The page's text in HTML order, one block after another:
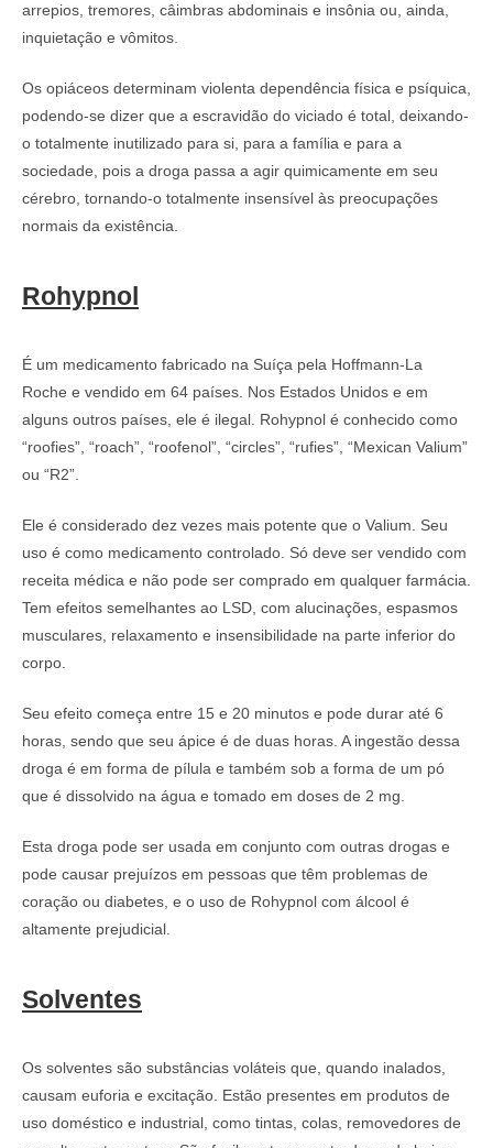
arrepios, tremores, câimbras abdominais e insônia ou, ainda,
inquietação e vômitos.
Os opiáceos determinam violenta dependência física e psíquica,
podendo-se dizer que a escravidão do viciado é total, deixando-
o totalmente inutilizado para si, para a família e para a
sociedade, pois a droga passa a agir quimicamente em seu
cérebro, tornando-o totalmente insensível às preocupações
normais da existência.
Rohypnol
É um medicamento fabricado na Suíça pela Hoffmann-La
Roche e vendido em 64 países. Nos Estados Unidos e em
alguns outros países, ele é ilegal. Rohypnol é conhecido como
“roofies”, “roach”, “roofenol”, “circles”, “rufies”, “Mexican Valium”
ou “R2”.
Ele é considerado dez vezes mais potente que o Valium. Seu
uso é como medicamento controlado. Só deve ser vendido com
receita médica e não pode ser comprado em qualquer farmácia.
Tem efeitos semelhantes ao LSD, com alucinações, espasmos
musculares, relaxamento e insensibilidade na parte inferior do
corpo.
Seu efeito começa entre 15 e 20 minutos e pode durar até 6
horas, sendo que seu ápice é de duas horas. A ingestão dessa
droga é em forma de pílula e também sob a forma de um pó
que é dissolvido na água e tomado em doses de 2 mg.
Esta droga pode ser usada em conjunto com outras drogas e
pode causar prejuízos em pessoas que têm problemas de
coração ou diabetes, e o uso de Rohypnol com álcool é
altamente prejudicial.
Solventes
Os solventes são substâncias voláteis que, quando inalados,
causam euforia e excitação. Estão presentes em produtos de
uso doméstico e industrial, como tintas, colas, removedores de